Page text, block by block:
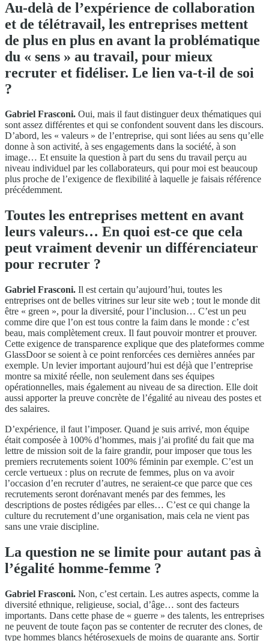
Au-delà de l’expérience de collaboration
et de télétravail, les entreprises mettent
de plus en plus en avant la problématique
du « sens » au travail, pour mieux
recruter et fidéliser. Le lien va-t-il de soi
?
Gabriel Frasconi. Oui, mais il faut distinguer deux thématiques qui
sont assez différentes et qui se confondent souvent dans les discours.
D’abord, les « valeurs » de l’entreprise, qui sont liées au sens qu’elle
donne à son activité, à ses engagements dans la société, à son
image… Et ensuite la question à part du sens du travail perçu au
niveau individuel par les collaborateurs, qui pour moi est beaucoup
plus proche de l’exigence de flexibilité à laquelle je faisais référence
précédemment.
Toutes les entreprises mettent en avant
leurs valeurs… En quoi est-ce que cela
peut vraiment devenir un différenciateur
pour recruter ?
Gabriel Frasconi. Il est certain qu’aujourd’hui, toutes les
entreprises ont de belles vitrines sur leur site web ; tout le monde dit
être « green », pour la diversité, pour l’inclusion… C’est un peu
comme dire que l’on est tous contre la faim dans le monde : c’est
beau, mais complètement creux. Il faut pouvoir montrer et prouver.
Cette exigence de transparence explique que des plateformes comme
GlassDoor se soient à ce point renforcées ces dernières années par
exemple. Un levier important aujourd’hui est déjà que l’entreprise
montre sa mixité réelle, non seulement dans ses équipes
opérationnelles, mais également au niveau de sa direction. Elle doit
aussi apporter la preuve concrète de l’égalité au niveau des postes et
des salaires.
D’expérience, il faut l’imposer. Quand je suis arrivé, mon équipe
était composée à 100% d’hommes, mais j’ai profité du fait que ma
lettre de mission soit de la faire grandir, pour imposer que tous les
premiers recrutements soient 100% féminin par exemple. C’est un
cercle vertueux : plus on recrute de femmes, plus on va avoir
l’occasion d’en recruter d’autres, ne seraient-ce que parce que ces
recrutements seront dorénavant menés par des femmes, les
descriptions de postes rédigées par elles… C’est ce qui change la
culture du recrutement d’une organisation, mais cela ne vient pas
sans une vraie discipline.
La question ne se limite pour autant pas à
l’égalité homme-femme ?
Gabriel Frasconi. Non, c’est certain. Les autres aspects, comme la
diversité ethnique, religieuse, social, d’âge… sont des facteurs
importants. Dans cette phase de « guerre » des talents, les entreprises
ne peuvent de toute façon pas se contenter de recruter des clones, de
type hommes blancs hétérosexuels de moins de quarante ans. Sortir